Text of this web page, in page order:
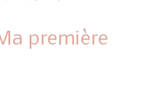
première